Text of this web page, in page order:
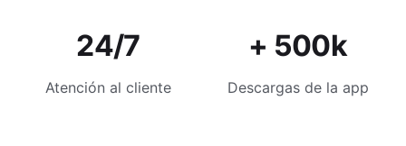
24/7
Atención al cliente
+ 500k
Descargas de la app